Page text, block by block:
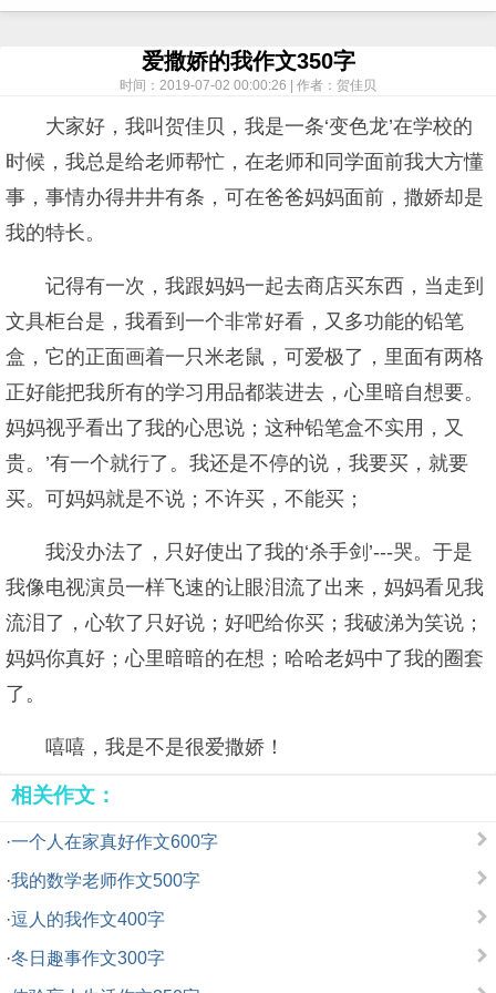
爱撒娇的我作文350字
时间：2019-07-02 00:00:26 | 作者：贺佳贝
大家好，我叫贺佳贝，我是一条‘变色龙’在学校的
时候，我总是给老师帮忙，在老师和同学面前我大方懂
事，事情办得井井有条，可在爸爸妈妈面前，撒娇却是
我的特长。
记得有一次，我跟妈妈一起去商店买东西，当走到
文具柜台是，我看到一个非常好看，又多功能的铅笔
盒，它的正面画着一只米老鼠，可爱极了，里面有两格
正好能把我所有的学习用品都装进去，心里暗自想要。
妈妈视乎看出了我的心思说；这种铅笔盒不实用，又
贵。’有一个就行了。我还是不停的说，我要买，就要
买。可妈妈就是不说；不许买，不能买；
我没办法了，只好使出了我的‘杀手剑’---哭。于是
我像电视演员一样飞速的让眼泪流了出来，妈妈看见我
流泪了，心软了只好说；好吧给你买；我破涕为笑说；
妈妈你真好；心里暗暗的在想；哈哈老妈中了我的圈套
了。
嘻嘻，我是不是很爱撒娇！
相关作文：
·一个人在家真好作文600字
·我的数学老师作文500字
·逗人的我作文400字
·冬日趣事作文300字